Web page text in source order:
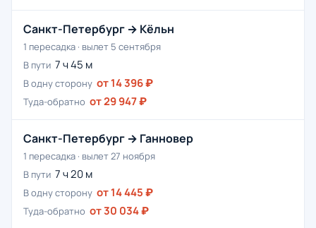
Санкт-Петербург → Кёльн
1 пересадка · вылет 5 сентября
В пути 7 ч 45 м
В одну сторону от 14 396 ₽
Туда-обратно от 29 947 ₽
Санкт-Петербург → Ганновер
1 пересадка · вылет 27 ноября
В пути 7 ч 20 м
В одну сторону от 14 445 ₽
Туда-обратно от 30 034 ₽